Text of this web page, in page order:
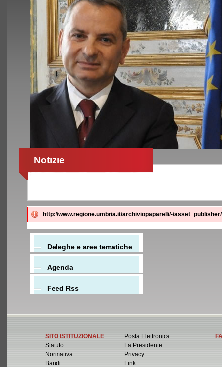
Notizie
http://www.regione.umbria.it/archiviopaparelli/-/
Deleghe e aree tematiche
Agenda
Feed Rss
SITO ISTITUZIONALE
Statuto
Normativa
Bandi
Posta Elettronica
La Presidente
Privacy
Link